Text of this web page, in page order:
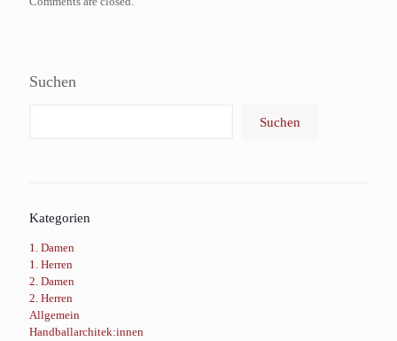
Suchen
Suchen
Kategorien
1. Damen
1. Herren
2. Damen
2. Herren
Allgemein
Handballarchitek:innen